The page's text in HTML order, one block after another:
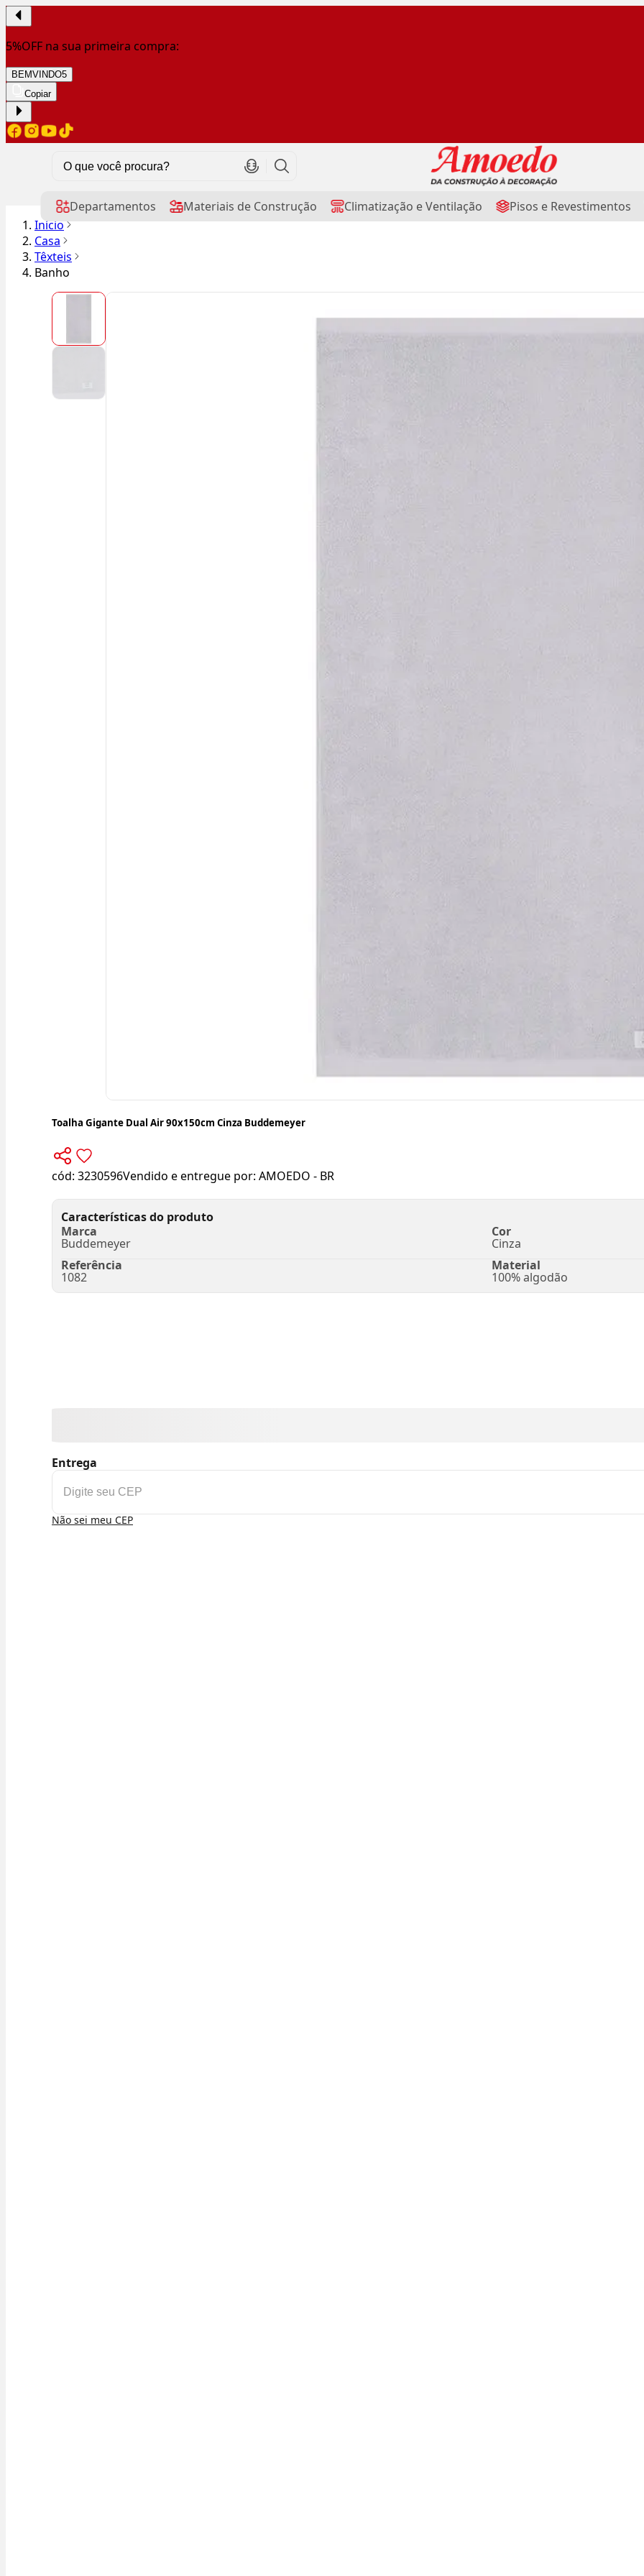
5%OFF na sua primeira compra:
BEMVINDO5
Copiar
Departamentos Materiais de Construção Climatização e Ventilação Pisos e Revestimentos
Início
Casa
Têxteis
Banho
Toalha Gigante Dual Air 90x150cm Cinza Buddemeyer
cód: 3230596Vendido e entregue por: AMOEDO - BR
Características do produto
Marca
Buddemeyer
Cor
Cinza
Referência
1082
Material
100% algodão
Entrega
Não sei meu CEP